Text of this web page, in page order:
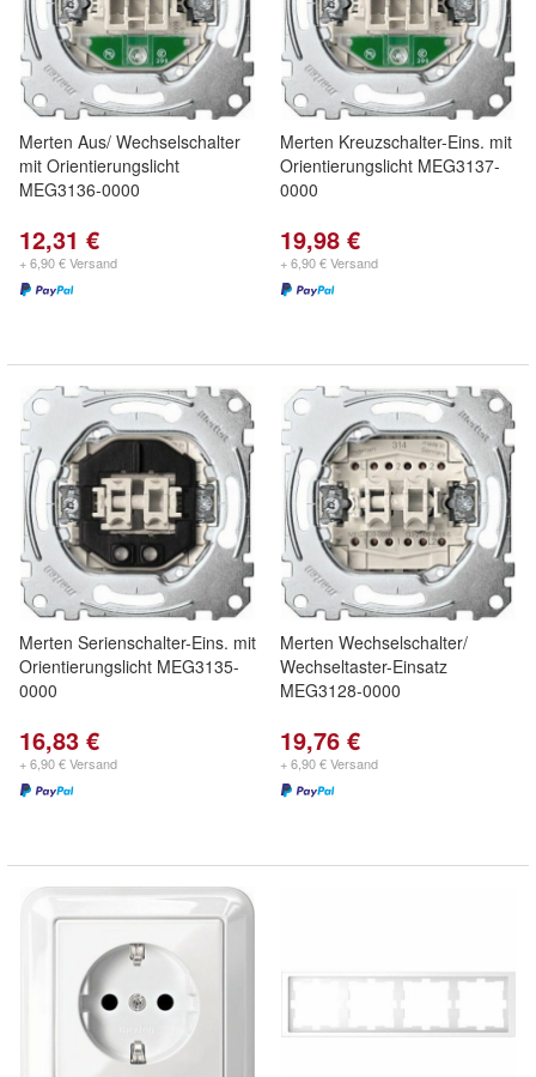
Merten Aus/ Wechselschalter
mit Orientierungslicht
MEG3136-0000
12,31 €
+ 6,90 € Versand
Merten Kreuzschalter-Eins. mit
Orientierungslicht MEG3137-
0000
19,98 €
+ 6,90 € Versand
Merten Serienschalter-Eins. mit
Orientierungslicht MEG3135-
0000
16,83 €
+ 6,90 € Versand
Merten Wechselschalter/
Wechseltaster-Einsatz
MEG3128-0000
19,76 €
+ 6,90 € Versand